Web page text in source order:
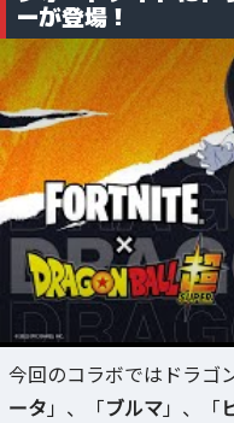
ーが登場！
今回のコラボではドラゴ
ータ 」、「ブルマ」、「